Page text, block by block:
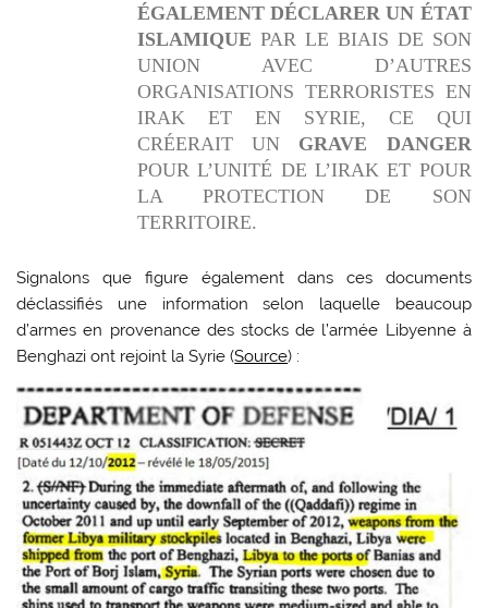
ÉGALEMENT DÉCLARER UN ÉTAT
ISLAMIQUE PAR LE BIAIS DE SON
UNION AVEC D’AUTRES
ORGANISATIONS TERRORISTES EN
IRAK ET EN SYRIE, CE QUI
CRÉERAIT UN GRAVE DANGER
POUR L’UNITÉ DE L’IRAK ET POUR
LA PROTECTION DE SON
TERRITOIRE.
Signalons que figure également dans ces documents
déclassifiés une information selon laquelle beaucoup
d’armes en provenance des stocks de l’armée Libyenne à
Benghazi ont rejoint la Syrie (Source) :